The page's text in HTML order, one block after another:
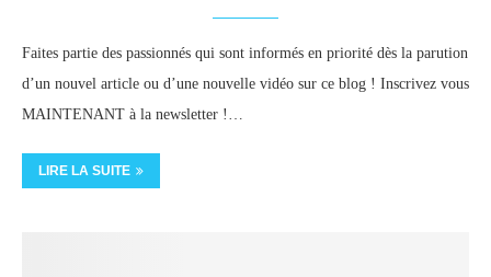
Faites partie des passionnés qui sont informés en priorité dès la parution
d’un nouvel article ou d’une nouvelle vidéo sur ce blog ! Inscrivez vous
MAINTENANT à la newsletter !…
LIRE LA SUITE